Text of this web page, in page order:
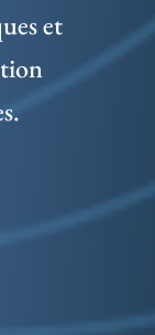
et